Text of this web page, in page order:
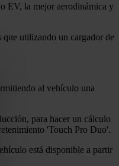
EV, la mejor aerodinámica y
utilizando un cargador de
al vehículo una
para hacer un cálculo
'Touch Pro Duo'.
está disponible a partir